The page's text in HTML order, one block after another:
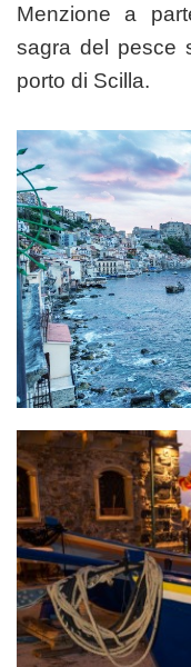
Menzione a
sagra del pesce
porto di Scilla.